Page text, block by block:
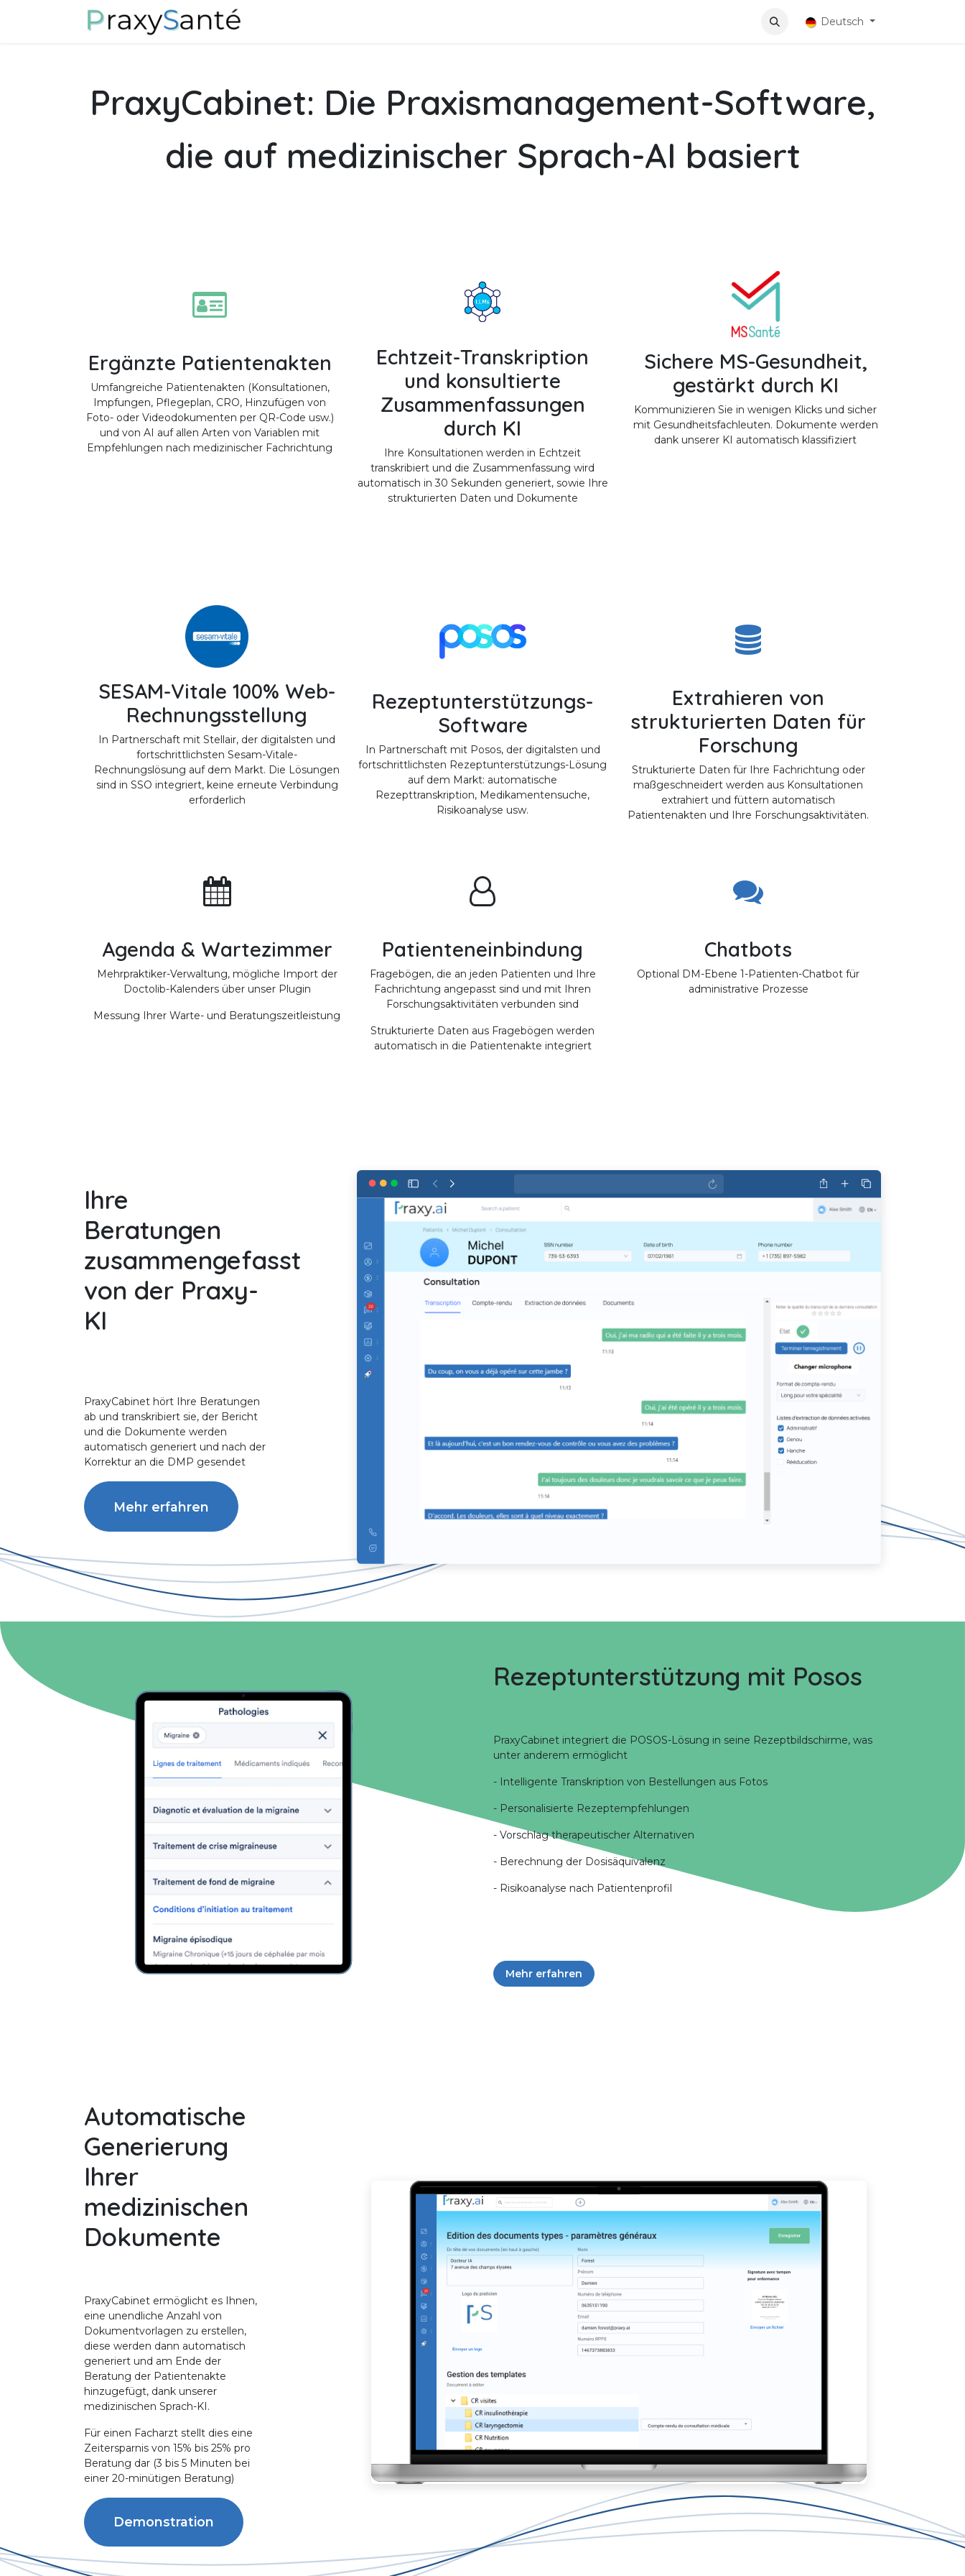
Zum Inhalt springen
Deutsch
PraxyCabinet: Die Praxismanagement-Software,
die auf medizinischer Sprach-AI basiert
Ergänzte Patientenakten
Umfangreiche Patientenakten (Konsultationen,
Impfungen, Pflegeplan, CRO, Hinzufügen von
Foto- oder Videodokumenten per QR-Code usw.)
und von AI auf allen Arten von Variablen mit
Empfehlungen nach medizinischer Fachrichtung
Echtzeit-Transkription
und konsultierte
Zusammenfassungen
durch KI
Ihre Konsultationen werden in Echtzeit
transkribiert und die Zusammenfassung wird
automatisch in 30 Sekunden generiert, sowie Ihre
strukturierten Daten und Dokumente
Sichere MS-Gesundheit,
gestärkt durch KI
Kommunizieren Sie in wenigen Klicks und sicher
mit Gesundheitsfachleuten. Dokumente werden
dank unserer KI automatisch klassifiziert
SESAM-Vitale 100% Web-
Rechnungsstellung
In Partnerschaft mit Stellair, der digitalsten und
fortschrittlichsten Sesam-Vitale-
Rechnungslösung auf dem Markt. Die Lösungen
sind in SSO integriert, keine erneute Verbindung
erforderlich
Rezeptunterstützungs-
Software
In Partnerschaft mit Posos, der digitalsten und
fortschrittlichsten Rezeptunterstützungs-Lösung
auf dem Markt: automatische
Rezepttranskription, Medikamentensuche,
Risikoanalyse usw.
Extrahieren von
strukturierten Daten für
Forschung
Strukturierte Daten für Ihre Fachrichtung oder
maßgeschneidert werden aus Konsultationen
extrahiert und füttern automatisch
Patientenakten und Ihre Forschungsaktivitäten.
Patienteneinbindung
Fragebögen, die an jeden Patienten und Ihre
Fachrichtung angepasst sind und mit Ihren
Forschungsaktivitäten verbunden sind
Strukturierte Daten aus Fragebögen werden
automatisch in die Patientenakte integriert
Chatbots
Optional DM-Ebene 1-Patienten-Chatbot für
administrative Prozesse
Agenda & Wartezimmer
Mehrpraktiker-Verwaltung, mögliche Import der
Doctolib-Kalenders über unser Plugin
Messung Ihrer Warte- und Beratungszeitleistung
Ihre
Beratungen
zusammengefasst
von der Praxy-
KI
PraxyCabinet hört Ihre Beratungen
ab und transkribiert sie, der Bericht
und die Dokumente werden
automatisch generiert und nach der
Korrektur an die DMP gesendet
Mehr erfahren
Rezeptunterstützung mit Posos
PraxyCabinet integriert die POSOS-Lösung in seine Rezeptbildschirme, was
unter anderem ermöglicht
- Intelligente Transkription von Bestellungen aus Fotos
- Personalisierte Rezeptempfehlungen
- Vorschlag therapeutischer Alternativen
- Berechnung der Dosisäquivalenz
- Risikoanalyse nach Patientenprofil
Mehr erfahren
Automatische
Generierung
Ihrer
medizinischen
Dokumente
PraxyCabinet ermöglicht es Ihnen,
eine unendliche Anzahl von
Dokumentvorlagen zu erstellen,
diese werden dann automatisch
generiert und am Ende der
Beratung der Patientenakte
hinzugefügt, dank unserer
medizinischen Sprach-KI.
Für einen Facharzt stellt dies eine
Zeitersparnis von 15% bis 25% pro
Beratung dar (3 bis 5 Minuten bei
einer 20-minütigen Beratung)
Demonstration